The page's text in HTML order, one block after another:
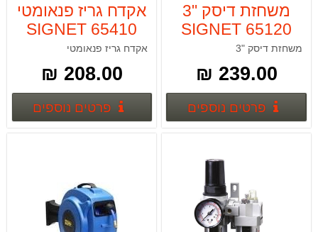
משחזת דיסק "3
SIGNET 65120
משחזת דיסק "3
239.00 ₪
פרטים נוספיםפרטים נוספים
אקדח גריז פנאומטי
SIGNET 65410
אקדח גריז פנאומטי
208.00 ₪
פרטים נוספים